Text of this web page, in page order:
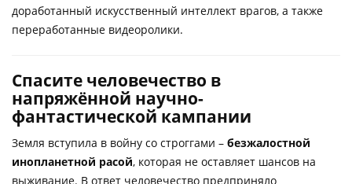
доработанный искусственный интеллект врагов, а также
переработанные видеоролики.
Спасите человечество в
напряжённой научно-
фантастической кампании
Земля вступила в войну со строггами – безжалостной
инопланетной расой, которая не оставляет шансов на
выживание. В ответ человечество предприняло